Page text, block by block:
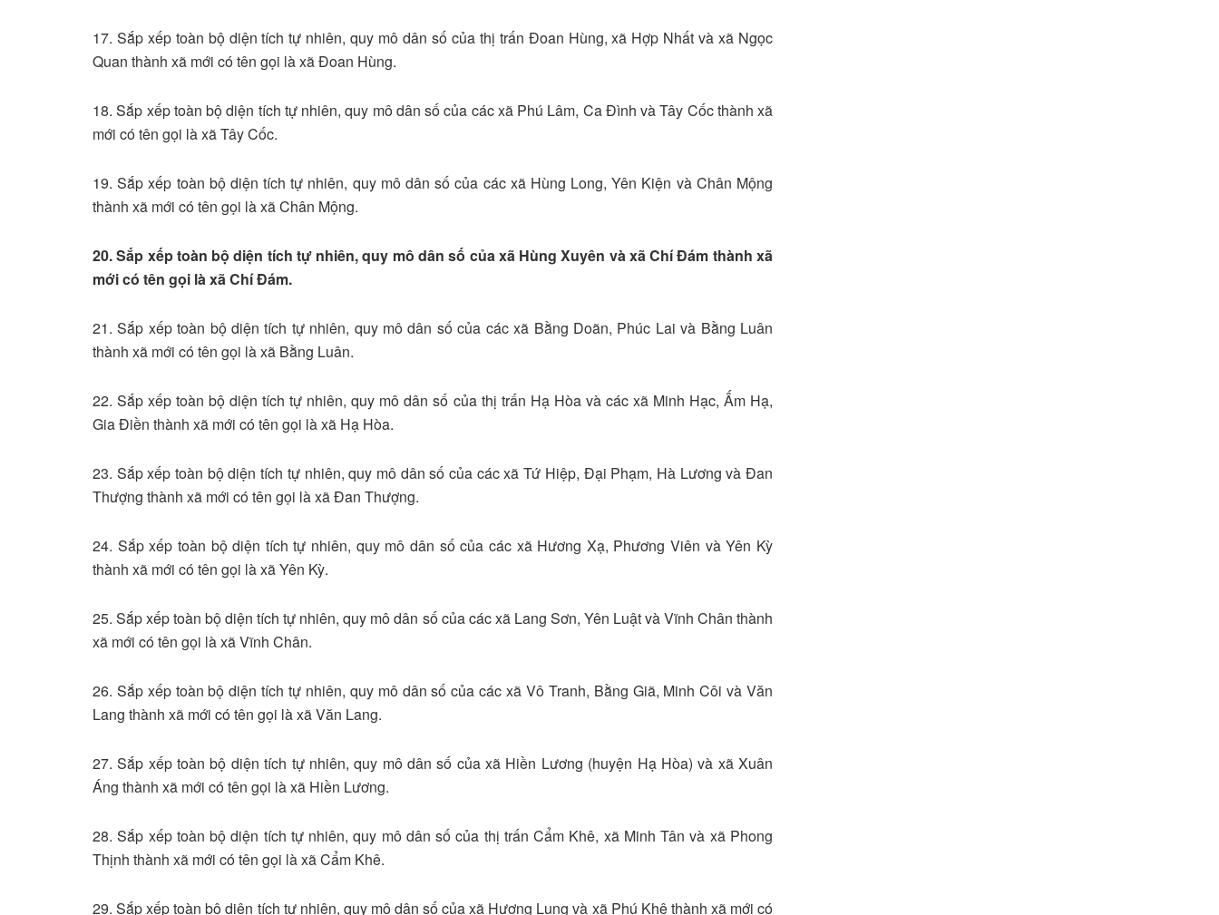
17. Sắp xếp toàn bộ diện tích tự nhiên, quy mô dân số của thị trấn Đoan Hùng, xã Hợp Nhất và xã Ngọc
Quan thành xã mới có tên gọi là xã Đoan Hùng.
18. Sắp xếp toàn bộ diện tích tự nhiên, quy mô dân số của các xã Phú Lâm, Ca Đình và Tây Cốc thành xã
mới có tên gọi là xã Tây Cốc.
19. Sắp xếp toàn bộ diện tích tự nhiên, quy mô dân số của các xã Hùng Long, Yên Kiện và Chân Mộng
thành xã mới có tên gọi là xã Chân Mộng.
20. Sắp xếp toàn bộ diện tích tự nhiên, quy mô dân số của xã Hùng Xuyên và xã Chí Đám thành xã
mới có tên gọi là xã Chí Đám.
21. Sắp xếp toàn bộ diện tích tự nhiên, quy mô dân số của các xã Bằng Doãn, Phúc Lai và Bằng Luân
thành xã mới có tên gọi là xã Bằng Luân.
22. Sắp xếp toàn bộ diện tích tự nhiên, quy mô dân số của thị trấn Hạ Hòa và các xã Minh Hạc, Ấm Hạ,
Gia Điền thành xã mới có tên gọi là xã Hạ Hòa.
23. Sắp xếp toàn bộ diện tích tự nhiên, quy mô dân số của các xã Tứ Hiệp, Đại Phạm, Hà Lương và Đan
Thượng thành xã mới có tên gọi là xã Đan Thượng.
24. Sắp xếp toàn bộ diện tích tự nhiên, quy mô dân số của các xã Hương Xạ, Phương Viên và Yên Kỳ
thành xã mới có tên gọi là xã Yên Kỳ.
25. Sắp xếp toàn bộ diện tích tự nhiên, quy mô dân số của các xã Lang Sơn, Yên Luật và Vĩnh Chân thành
xã mới có tên gọi là xã Vĩnh Chân.
26. Sắp xếp toàn bộ diện tích tự nhiên, quy mô dân số của các xã Vô Tranh, Bằng Giã, Minh Côi và Văn
Lang thành xã mới có tên gọi là xã Văn Lang.
27. Sắp xếp toàn bộ diện tích tự nhiên, quy mô dân số của xã Hiền Lương (huyện Hạ Hòa) và xã Xuân
Áng thành xã mới có tên gọi là xã Hiền Lương.
28. Sắp xếp toàn bộ diện tích tự nhiên, quy mô dân số của thị trấn Cẩm Khê, xã Minh Tân và xã Phong
Thịnh thành xã mới có tên gọi là xã Cẩm Khê.
29. Sắp xếp toàn bộ diện tích tự nhiên, quy mô dân số của xã Hương Lung và xã Phú Khê thành xã mới có